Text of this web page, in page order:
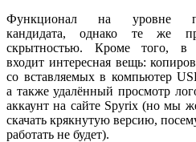
Функционал на уровне
кандидата, однако те же
скрытностью. Кроме того, в
входит интересная вещь:
со вставляемых в компьютер
а также удалённый просмотр
аккаунт на сайте Spyrix (но мы
скачать крякнутую версию,
работать не будет).